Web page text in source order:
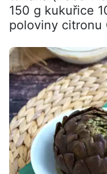
150 g kukuřice
poloviny citronu